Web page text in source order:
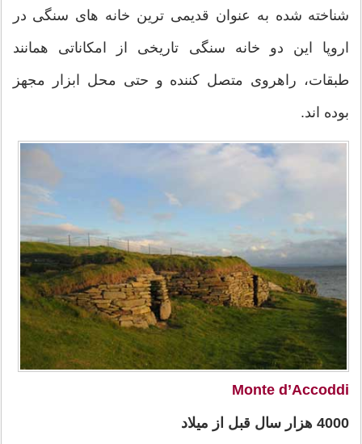
شناخته شده به عنوان قدیمی ترین خانه های سنگی در
اروپا این دو خانه سنگی تاریخی از امکاناتی همانند
طبقات، راهروی متصل کننده و حتی محل ابزار مجهز
بوده اند.
Monte d’Accoddi
4000 هزار سال قبل از میلاد